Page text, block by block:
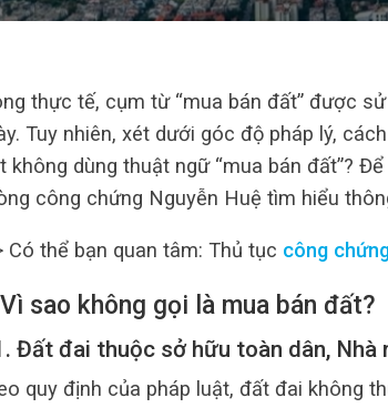
thực tế, cụm từ “mua bán đất” được
Tuy nhiên, xét dưới góc độ pháp lý,
không dùng thuật ngữ “mua bán đất”?
công chứng Nguyễn Huệ tìm hiểu
Có thể bạn quan tâm: Thủ tục công
sao không gọi là mua bán đất?
Đất đai thuộc sở hữu toàn dân, Nhà
quy định của pháp luật, đất đai không